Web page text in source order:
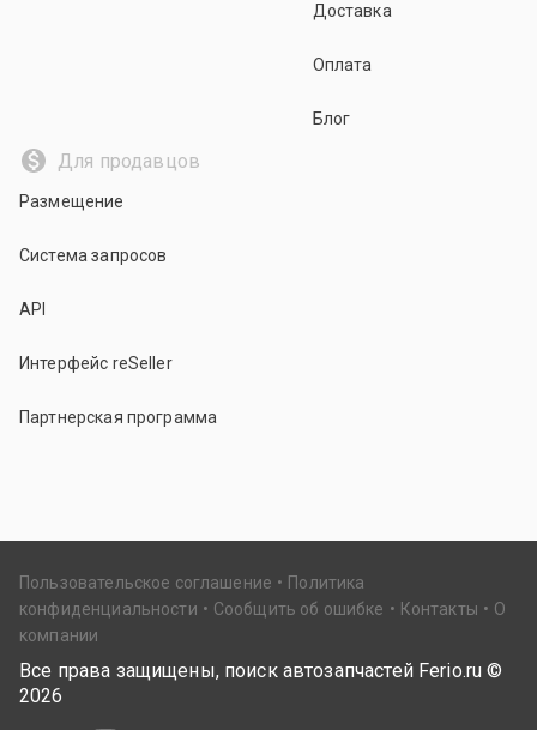
Доставка
Оплата
Блог
Для продавцов
Размещение
Система запросов
API
Интерфейс reSeller
Партнерская программа
Пользовательское соглашение
Политика
конфиденциальности
Сообщить об ошибке Контакты
О
компании
Все права защищены, поиск автозапчастей Ferio.ru ©
2026